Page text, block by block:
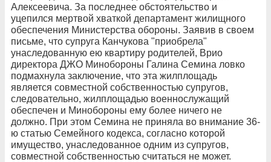
Алексеевича. За последнее обстоятельство и
уцепился мертвой хваткой департамент жилищного
обеспечения Министерства обороны. Заявив в своем
письме, что супруга Канчукова "приобрела"
унаследованную ею квартиру родителей, Врио
директора ДЖО Минобороны Галина Семина ловко
подмахнула заключение, что эта жилплощадь
является совместной собственностью супругов,
следовательно, жилплощадью военнослужащий
обеспечен и Минобороны ему более ничего не
должно. При этом Семина не приняла во внимание 36-
ю статью Семейного кодекса, согласно которой
имущество, унаследованное одним из супругов,
совместной собственностью считаться не может.